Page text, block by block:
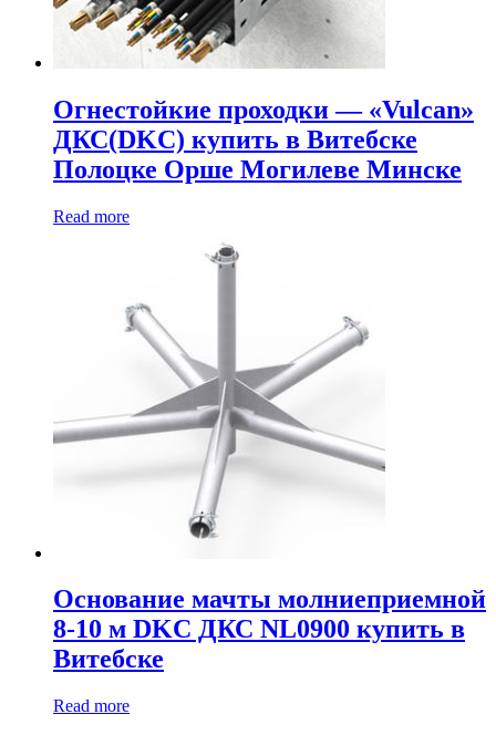
Огнестойкие проходки — «Vulcan»
ДКС(DKC) купить в Витебске
Полоцке Орше Могилеве Минске
Read more
Основание мачты молниеприемной
8-10 м DKC ДКС NL0900 купить в
Витебске
Read more